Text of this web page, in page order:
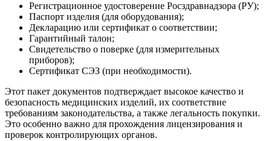
Регистрационное удостоверение Росздравнадзора (РУ);
Паспорт изделия (для оборудования);
Декларацию или сертификат о соответствии;
Гарантийный талон;
Свидетельство о поверке (для измерительных
приборов);
Сертификат СЭЗ (при необходимости).
Этот пакет документов подтверждает высокое качество и
безопасность медицинских изделий, их соответствие
требованиям законодательства, а также легальность покупки.
Это особенно важно для прохождения лицензирования и
проверок контролирующих органов.